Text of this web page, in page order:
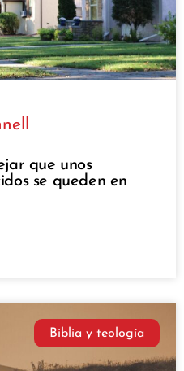
que unos
se queden en
Biblia y teología